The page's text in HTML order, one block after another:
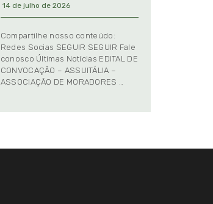
14 de julho de 2026
Compartilhe nosso conteúdo:
Redes Socias SEGUIR SEGUIR Fale
conosco Últimas Notícias EDITAL DE
CONVOCAÇÃO – ASSUITÁLIA –
ASSOCIAÇÃO DE MORADORES …